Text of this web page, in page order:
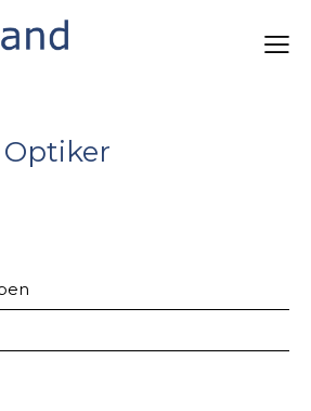
Optiker